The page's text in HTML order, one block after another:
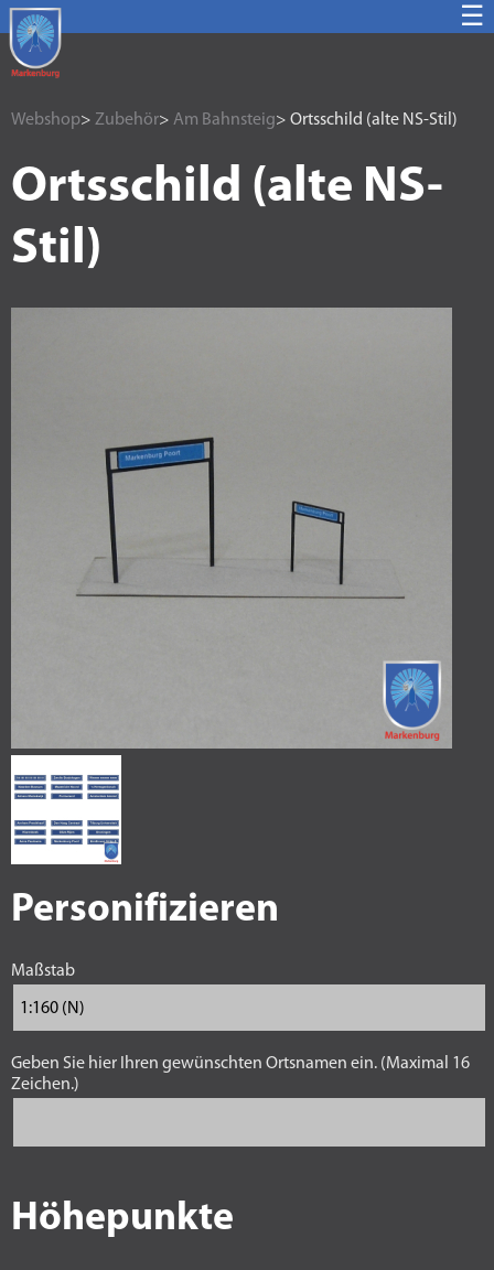
☰
Webshop> Zubehör> Am Bahnsteig> Ortsschild (alte NS-Stil)
Ortsschild (alte NS-
Stil)
Personifizieren
Maßstab
Geben Sie hier Ihren gewünschten Ortsnamen ein. (Maximal 16
Zeichen.)
Höhepunkte